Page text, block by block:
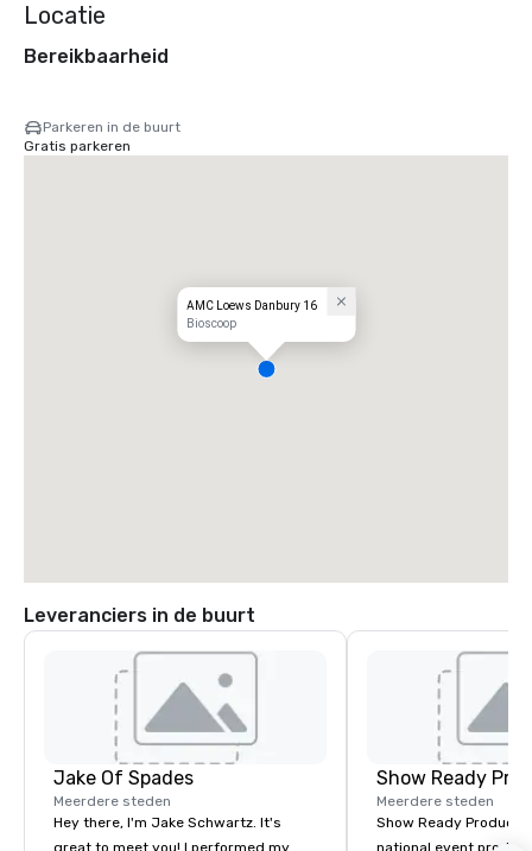
Locatie
Bereikbaarheid
Parkeren in de buurt
Gratis parkeren
AMC Loews Danbury 16
Bioscoop
Leveranciers in de buurt
Jake Of Spades
Meerdere steden
Hey there, I'm Jake Schwartz. It's
great to meet you! I performed my
Show Ready
Meerdere steden
Show Ready
national event